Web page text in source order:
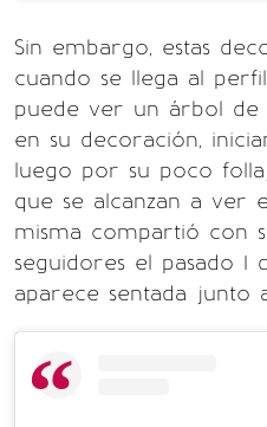
Sin embargo, estas
cuando se llega al
puede ver un árbol de
en su decoración,
luego por su poco
que se alcanzan a ver
misma compartió con
seguidores el pasado
aparece sentada junto